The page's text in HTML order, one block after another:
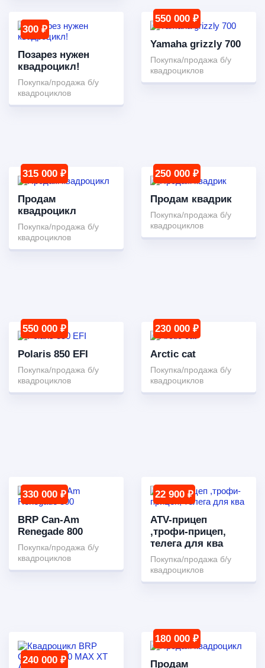
300 ₽
Позарез нужен
квадроцикл!
Покупка/продажа б/у
квадроциклов
550 000 ₽
Yamaha grizzly 700
Покупка/продажа б/у
квадроциклов
315 000 ₽
Продам
квадроцикл
Покупка/продажа б/у
квадроциклов
250 000 ₽
Продам квадрик
Покупка/продажа б/у
квадроциклов
550 000 ₽
Polaris 850 EFI
Покупка/продажа б/у
квадроциклов
230 000 ₽
Arctic cat
Покупка/продажа б/у
квадроциклов
330 000 ₽
BRP Can-Am
Renegade 800
Покупка/продажа б/у
квадроциклов
22 900 ₽
ATV-прицеп
,трофи-прицеп,
телега для ква
Покупка/продажа б/у
квадроциклов
240 000 ₽
180 000 ₽
Продам